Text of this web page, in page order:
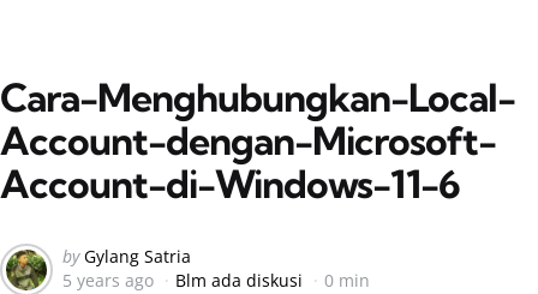
Cara-Menghubungkan-Local-
Account-dengan-Microsoft-
Account-di-Windows-11-6
Posted
by
by Gylang Satria
5 years ago
Blm ada diskusi 0 min